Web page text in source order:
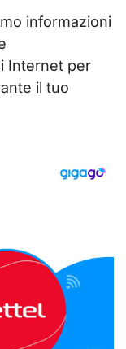
informazioni
Internet per
il tuo